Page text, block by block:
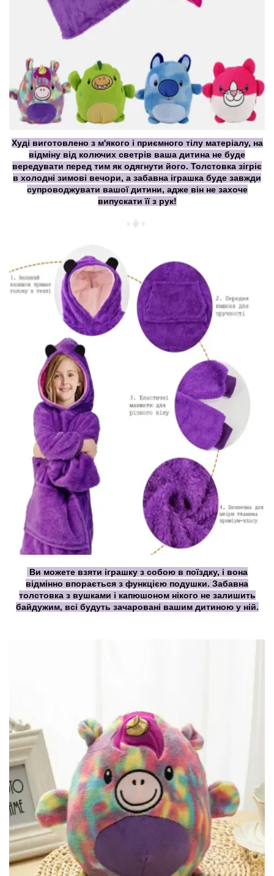
Худі виготовлено з м'якого і приємного тілу матеріалу, на
відміну від колючих светрів ваша дитина не буде
вередувати перед тим як одягнути його. Толстовка зігріє
в холодні зимові вечори, а забавна іграшка буде завжди
супроводжувати вашої дитини, адже він не захоче
випускати її з рук!
Ви можете взяти іграшку з собою в поїздку, і вона
відмінно впорається з функцією подушки. Забавна
толстовка з вушками і капюшоном нікого не залишить
байдужим, всі будуть зачаровані вашим дитиною у ній.